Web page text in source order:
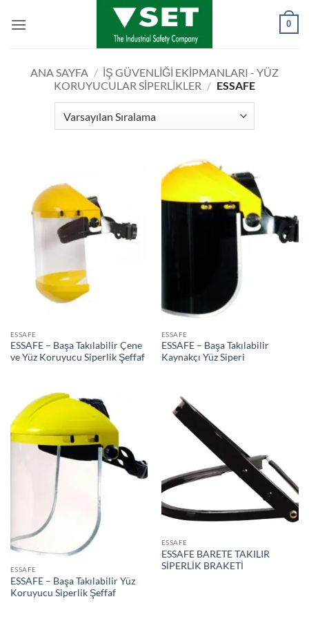
atla
0
ANA SAYFA / İŞ GÜVENLIĞI EKIPMANLARI - YÜZ
KORUYUCULAR SIPERLIKLER / ESSAFE
ESSAFE
ESSAFE – Başa Takılabilir Çene
ve Yüz Koruyucu Siperlik Şeffaf
ESSAFE
ESSAFE – Başa Takılabilir
Kaynakçı Yüz Siperi
ESSAFE
ESSAFE – Başa Takılabilir Yüz
Koruyucu Siperlik Şeffaf
ESSAFE
ESSAFE BARETE TAKILIR
SİPERLİK BRAKETİ